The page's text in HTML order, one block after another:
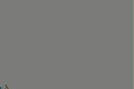
www.instagram.com/